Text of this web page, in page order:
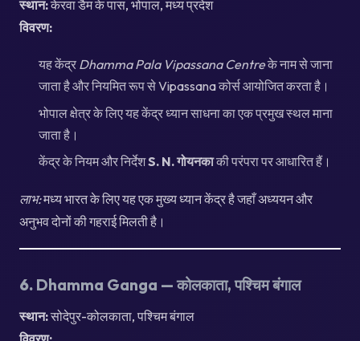
स्थान:केरवा डैम के पास, भोपाल, मध्य प्रदेश
विवरण:
यह केंद्र Dhamma Pala Vipassana Centreके नाम से जाना
जाता है और नियमित रूप से Vipassana कोर्स आयोजित करता है।
भोपाल क्षेत्र के लिए यह केंद्र ध्यान साधना का एक प्रमुख स्थल माना
जाता है।
केंद्र के नियम और निर्देशS. N. गोयनकाकी परंपरा पर आधारित हैं।
लाभ:मध्य भारत के लिए यह एक मुख्य ध्यान केंद्र है जहाँ अध्ययन और
अनुभव दोनों की गहराई मिलती है।
6. Dhamma Ganga — कोलकाता, पश्चिम बंगाल
स्थान:सोदेपुर-कोलकाता, पश्चिम बंगाल